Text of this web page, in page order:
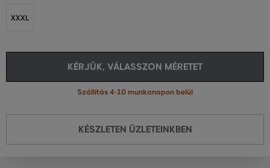
XXXL
KÉRJÜK, VÁLASSZON MÉRETET
Szállítás 4-10 munkanapon belül
KÉSZLETEN ÜZLETEINKBEN